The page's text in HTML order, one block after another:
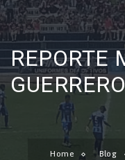
REPORTE
Home Blog